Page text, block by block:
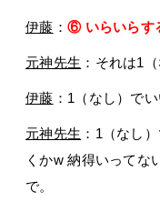
伊藤 ： ⑥ いらいらす
元神先生 ：それは1
伊藤 ：1（なし）で
元神先生 ：1（なし
くかw 納得いってな
で。